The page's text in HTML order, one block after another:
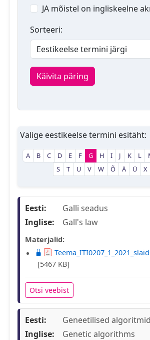
JA mõistel on ingliskeelne
Sorteeri:
Käivita päring
Valige eestikeelse termini esitäht:
A B C D E F G H I J K L
S
T U V W Õ Ä Ü X
Eesti:
Galli seadus
Inglise:
Gall's law
Materjalid:
[5467 KB]
Otsi veebist
Eesti:
Geneetilised algoritmid
Inglise:
Genetic algorithms